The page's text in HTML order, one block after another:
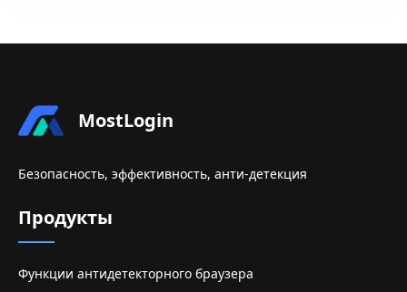
MostLogin
Безопасность, эффективность, анти-детекция
Продукты
Функции антидетекторного браузера